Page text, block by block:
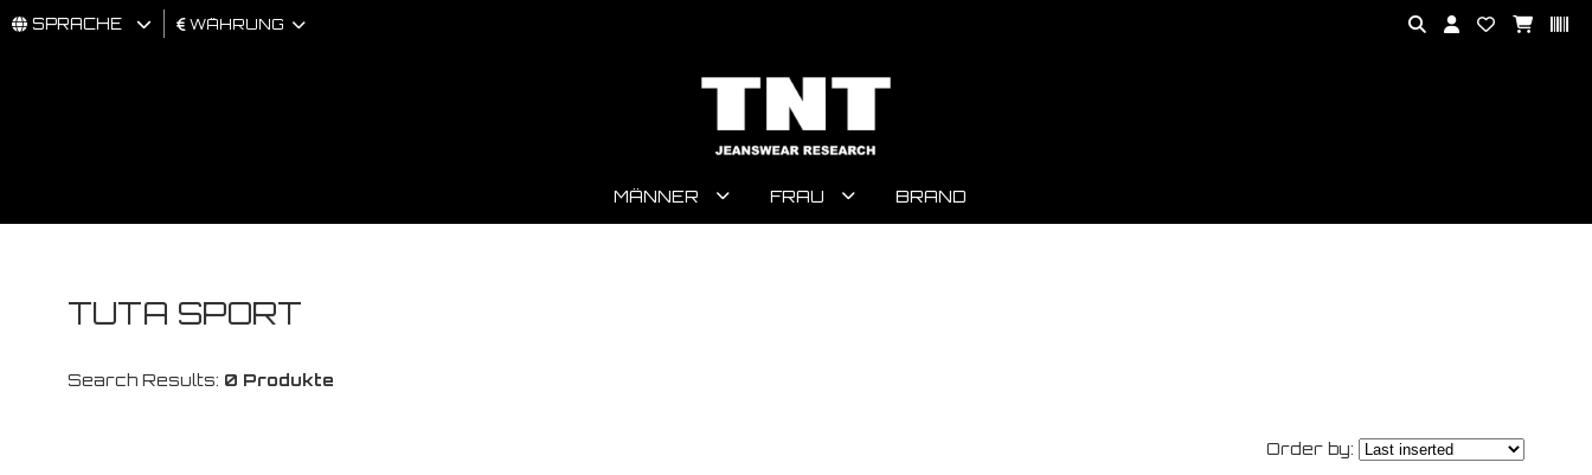
SPRACHE WÄHRUNG
MÄNNER FRAU BRAND
TUTA SPORT
Search Results: 0 Produkte
Order by: